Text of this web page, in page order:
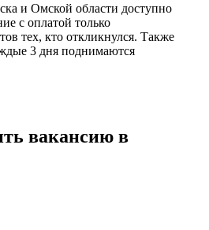
и Омской области доступно
с оплатой только
тех, кто откликнулся. Также
3 дня поднимаются
вакансию в